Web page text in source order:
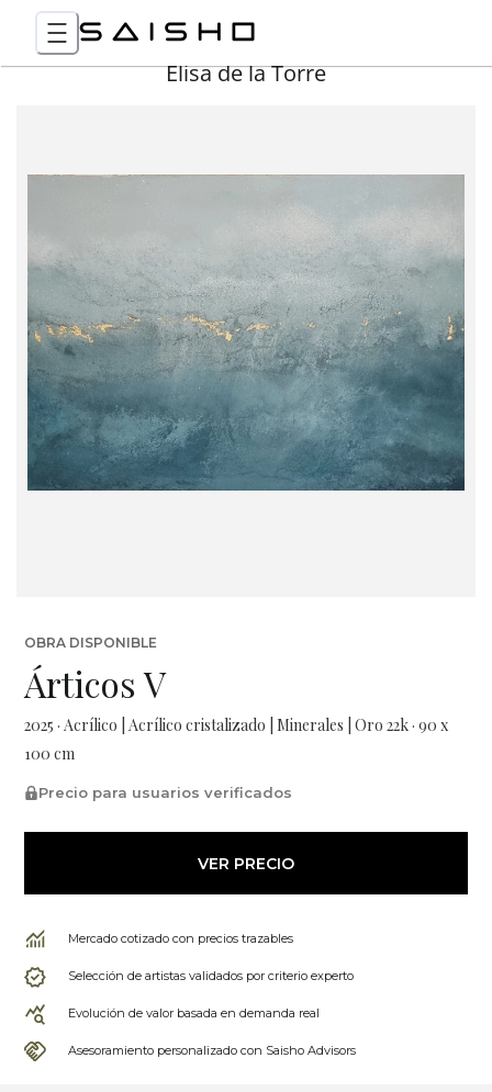
Elisa de la Torre
OBRA DISPONIBLE
Árticos V
2025 · Acrílico | Acrílico cristalizado | Minerales | Oro 22k · 90 x
100 cm
Precio para usuarios verificados
VER PRECIO
Mercado cotizado con precios trazables
Selección de artistas validados por criterio experto
Evolución de valor basada en demanda real
Asesoramiento personalizado con Saisho Advisors